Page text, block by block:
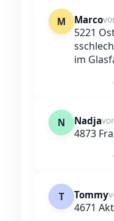
M Marco
5221
im
N Nadja
4873
T Tommy
4671